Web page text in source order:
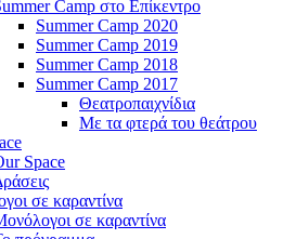
Camp στο Επίκεντρο
Summer Camp 2020
Summer Camp 2019
Summer Camp 2018
Summer Camp 2017
Θεατροπαιχνίδια
Με τα φτερά του θεάτρου
Space
σε καραντίνα
σε καραντίνα